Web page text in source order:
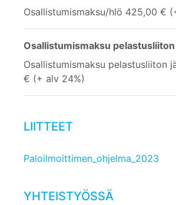
Osallistumismaksu/hlö 425,00 €
Osallistumismaksu
Osallistumismaksu pelastusliiton
€ (+ alv 24%)
LIITTEET
Paloilmoittimen_ohjelma_2023
YHTEISTYÖSSÄ